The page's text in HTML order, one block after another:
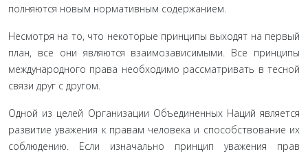
полняются новым нормативным содержанием.
Несмотря на то, что некоторые принципы выходят на первый
план, все они являются взаимозависимыми. Все прин­ципы
международного права необходимо рассматривать в тесной
связи друг с другом.
Одной из целей Организации Объединенных Наций яв­ляется
развитие уважения к правам человека и способство­вание их
соблюдению. Если изначально принцип уважения прав